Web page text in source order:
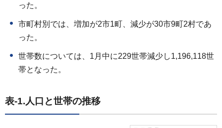
った。
市町村別では、増加が2市1町、減少が30市9町2村であ
った。
世帯数については、1月中に229世帯減少し1,196,118世
帯となった。
表-1.人口と世帯の推移